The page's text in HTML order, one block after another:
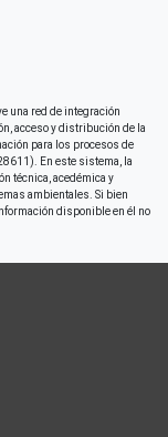
una red de integración
acceso y distribución de la
para los procesos de
En este sistema, la
técnica, acedémica y
ambientales. Si bien
disponible en él no